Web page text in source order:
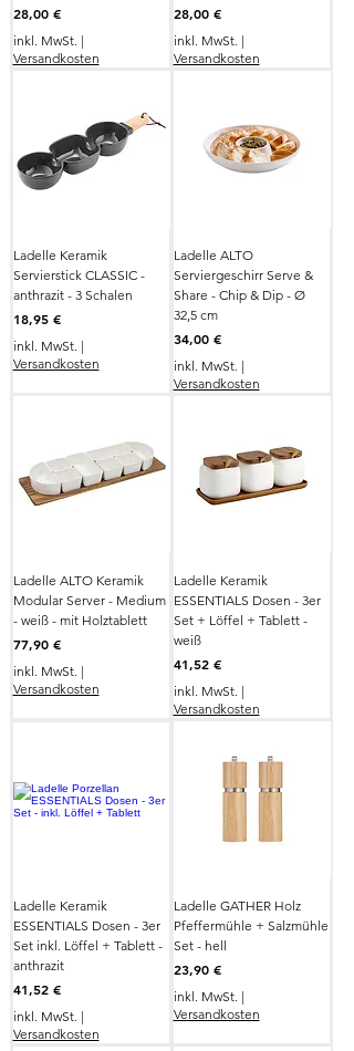
Preis
28,00 €
inkl. MwSt. |
Versandkosten
Preis
28,00 €
inkl. MwSt. |
Versandkosten
Ladelle Keramik
Servierstick CLASSIC -
anthrazit - 3 Schalen
Preis
18,95 €
inkl. MwSt. |
Versandkosten
Ladelle ALTO
Serviergeschirr Serve &
Share - Chip & Dip - Ø
32,5 cm
Preis
34,00 €
inkl. MwSt. |
Versandkosten
Ladelle ALTO Keramik
Modular Server - Medium
- weiß - mit Holztablett
Preis
77,90 €
inkl. MwSt. |
Versandkosten
Ladelle Keramik
ESSENTIALS Dosen - 3er
Set + Löffel + Tablett -
weiß
Preis
41,52 €
inkl. MwSt. |
Versandkosten
Ladelle Keramik
ESSENTIALS Dosen - 3er
Set inkl. Löffel + Tablett -
anthrazit
Preis
41,52 €
inkl. MwSt. |
Versandkosten
Ladelle GATHER Holz
Pfeffermühle + Salzmühle
Set - hell
Preis
23,90 €
inkl. MwSt. |
Versandkosten